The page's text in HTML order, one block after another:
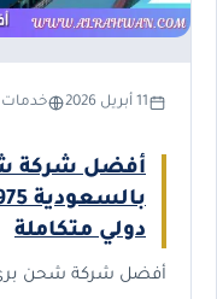
11 أبريل 2026 خدمات
أفضل شركة
دولي متكاملة
أفضل شركة شحن